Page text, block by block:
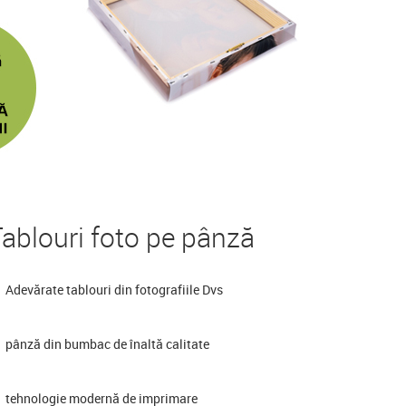
foto pe pânză
Adevărate tablouri din fotografiile Dvs
pânză din bumbac de înaltă calitate
tehnologie modernă de imprimare